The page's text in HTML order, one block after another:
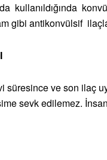
kullanıldığında
gibi antikonvülsif
süresince ve son ilaç
sevk edilemez.